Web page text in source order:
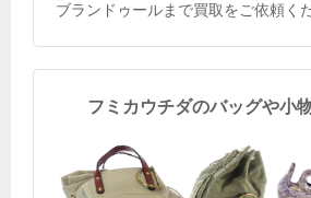
ブランドゥールまで買取をご依頼く
フミカウチダのバッグや小